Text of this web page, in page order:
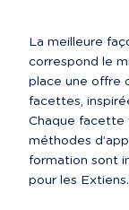
La meilleure
correspond le
place une offre
facettes,
Chaque facette
méthodes
formation sont
pour les Extiens.